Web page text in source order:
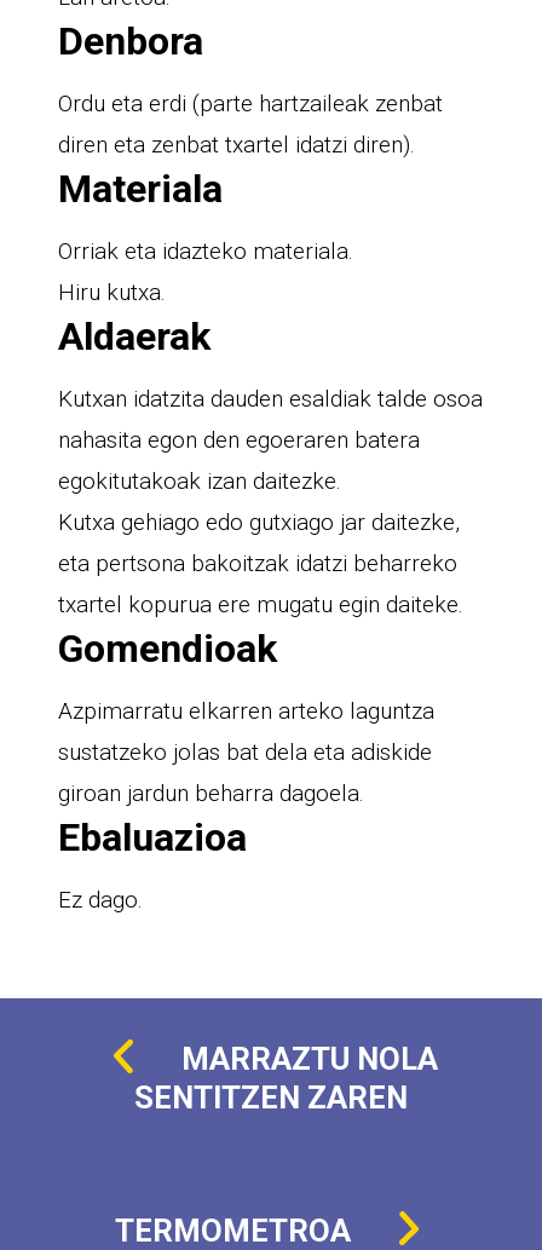
Denbora
Ordu eta erdi (parte hartzaileak zenbat
diren eta zenbat txartel idatzi diren).
Materiala
Orriak eta idazteko materiala.
Hiru kutxa.
Aldaerak
Kutxan idatzita dauden esaldiak talde osoa
nahasita egon den egoeraren batera
egokitutakoak izan daitezke.
Kutxa gehiago edo gutxiago jar daitezke,
eta pertsona bakoitzak idatzi beharreko
txartel kopurua ere mugatu egin daiteke.
Gomendioak
Azpimarratu elkarren arteko laguntza
sustatzeko jolas bat dela eta adiskide
giroan jardun beharra dagoela.
Ebaluazioa
Ez dago.
MARRAZTU NOLA
SENTITZEN ZAREN
TERMOMETROA